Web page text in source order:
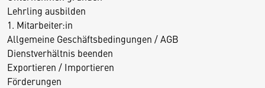
Lehrling ausbilden
1. Mitarbeiter:in
Allgemeine Geschäftsbedingungen / AGB
Dienstverhältnis beenden
Exportieren / Importieren
Förderungen